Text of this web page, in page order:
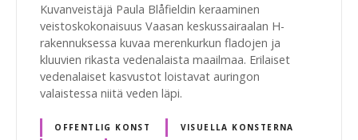
Kuvanveistäjä Paula Blåfieldin keraaminen
veistoskokonaisuus Vaasan keskussairaalan H-
rakennuksessa kuvaa merenkurkun fladojen ja
kluuvien rikasta vedenalaista maailmaa. Erilaiset
vedenalaiset kasvustot loistavat auringon
valaistessa niitä veden läpi.
OFFENTLIG KONST
VISUELLA KONSTERNA